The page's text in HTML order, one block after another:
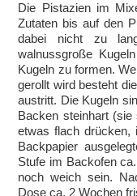
Die Pistazien im
Zutaten bis auf den
dabei nicht zu
walnussgroße
Kugeln zu formen.
gerollt wird besteht
austritt. Die Kugeln
Backen steinhart
etwas flach drücken,
Backpapier
Stufe im Backofen
noch weich sein.
Dose ca. 2 Wochen